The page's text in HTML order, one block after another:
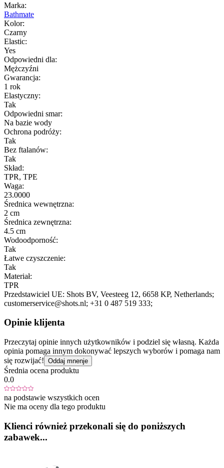
Marka:
Bathmate
Kolor:
Czarny
Elastic:
Yes
Odpowiedni dla:
Mężczyźni
Gwarancja:
1 rok
Elastyczny:
Tak
Odpowiedni smar:
Na bazie wody
Ochrona podróży:
Tak
Bez ftalanów:
Tak
Skład:
TPR, TPE
Waga:
23.0000
Średnica wewnętrzna:
2 cm
Średnica zewnętrzna:
4.5 cm
Wodoodporność:
Tak
Łatwe czyszczenie:
Tak
Materiał:
TPR
Przedstawiciel UE: Shots BV, Veesteeg 12, 6658 KP, Netherlands;
customerservice@shots.nl; +31 0 487 519 333;
Opinie klijenta
Przeczytaj opinie innych użytkowników i podziel się własną. Każda
opinia pomaga innym dokonywać lepszych wyborów i pomaga nam
się rozwijać! Oddaj mnenje
Średnia ocena produktu
0.0
na podstawie wszystkich ocen
Nie ma oceny dla tego produktu
Klienci również przekonali się do poniższych
zabawek...